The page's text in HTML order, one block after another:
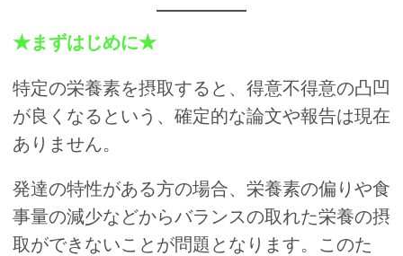
★まずはじめに★
特定の栄養素を摂取すると、得意不得意の凸凹
が良くなるという、確定的な論文や報告は現在
ありません。
発達の特性がある方の場合、栄養素の偏りや食
事量の減少などからバランスの取れた栄養の摂
取ができないことが問題となります。このた